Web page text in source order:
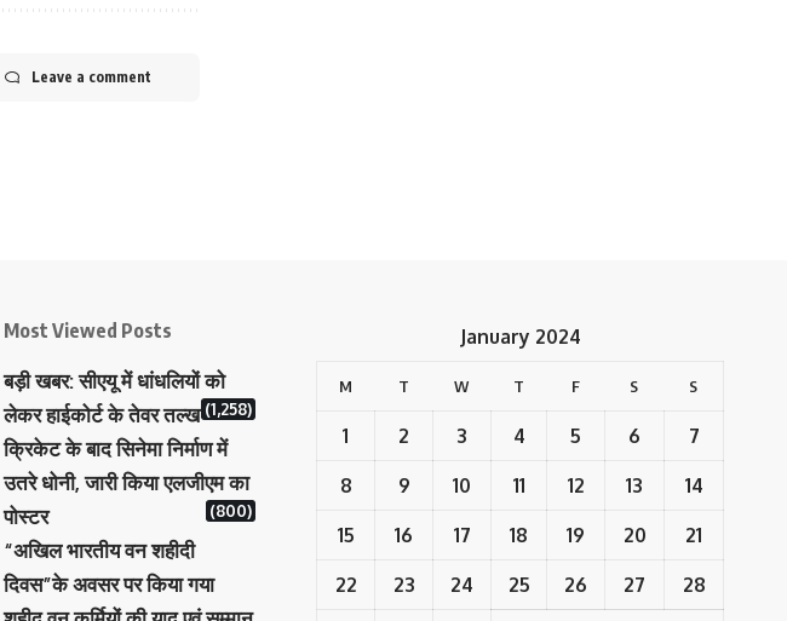
Leave a comment
Most Viewed Posts
बड़ी खबर: सीएयू में धांधलियों को
लेकर हाईकोर्ट के तेवर तल्ख (1,258)
क्रिकेट के बाद सिनेमा निर्माण में
उतरे धोनी, जारी किया एलजीएम का
पोस्टर
(800)
“अखिल भारतीय वन शहीदी
दिवस”के अवसर पर किया गया
January 2024
M T W T F S S
1 2 3 4 5 6 7
8 9 10 11 12 13 14
15 16 17 18 19 20 21
22 23 24 25 26 27 28